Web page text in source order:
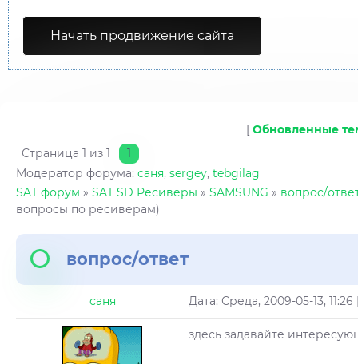
Начать продвижение сайта
[ Обновленные
Страница 1 из 1
1
Модератор форума: саня, sergey, tebgilag
SAT форум » SAT SD Ресиверы » SAMSUNG » вопрос/
вопросы по ресиверам)
вопрос/ответ
саня Дата: Среда, 2009-05-13,
здесь задавайте